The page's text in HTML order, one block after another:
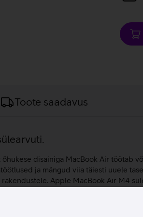
Toote saadavus
disainiga MacBook Air töötab
ja mängud viia täiesti uuele
Apple MacBook Air M4
tehtud. Surfa internetis, mängi